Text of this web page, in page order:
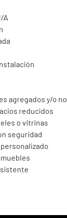
A
agregados y/o
reducidos
o vitrinas
seguridad